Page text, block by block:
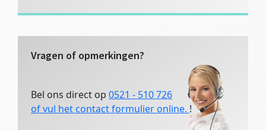
Vragen of opmerkingen?
Bel ons direct op 0521 - 510 726
of vul het contact formulier online. !